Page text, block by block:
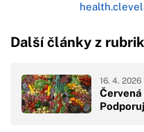
Další články z
16. 4. 2026